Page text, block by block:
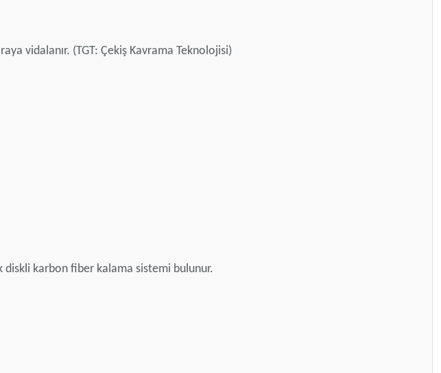
vidalanır. (TGT: Çekiş Kavrama Teknolojisi)
diskli karbon fiber kalama sistemi bulunur.